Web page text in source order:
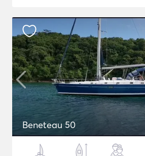
Beneteau 50